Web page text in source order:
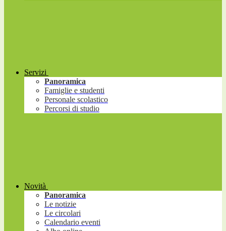
Servizi
Panoramica
Famiglie e studenti
Personale scolastico
Percorsi di studio
Novità
Panoramica
Le notizie
Le circolari
Calendario eventi